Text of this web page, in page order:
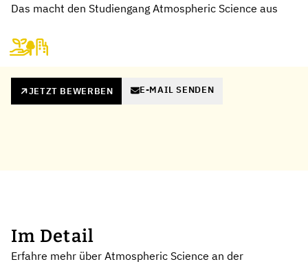
Das macht den Studiengang Atmospheric Science aus
JETZT BEWERBEN E-MAIL SENDEN
Im Detail
Erfahre mehr über Atmospheric Science an der